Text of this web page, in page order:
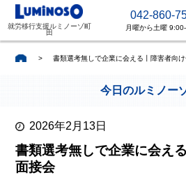
就労移行支援ルミノーゾ町
田
042-860-
月曜から土曜
> 書類選考無しで企業に会える丨障害者向
今日のルミノー
2026年2月13日
書類選考無しで企業に会え
面接会